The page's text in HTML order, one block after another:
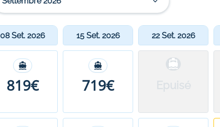
08 Set. 2026 15 Set. 2026 22 Set. 2026
819€ 719€